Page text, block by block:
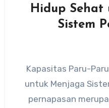
Hidup Sehat
Sistem
Kapasitas Paru-
untuk Menjaga
pernapasan